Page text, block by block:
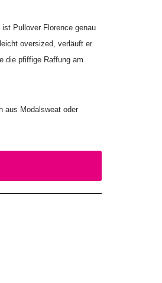
Pullover Florence genau
oversized, verläuft er
die pfiffige Raffung am
aus Modalsweat oder